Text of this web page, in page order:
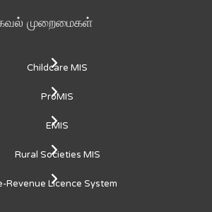
முறைமைகள்
Childcare MIS
ProMIS
EMIS
Rural Societies MIS
Revenue Licence System